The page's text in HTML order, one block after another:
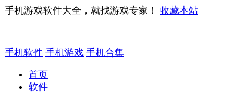
手机游戏软件大全，就找游戏专家！ 收藏本站
手机软件 手机游戏 手机合集
首页
软件